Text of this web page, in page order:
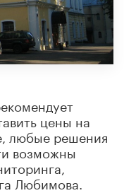
цены на
любые решения
возможны
Любимова.